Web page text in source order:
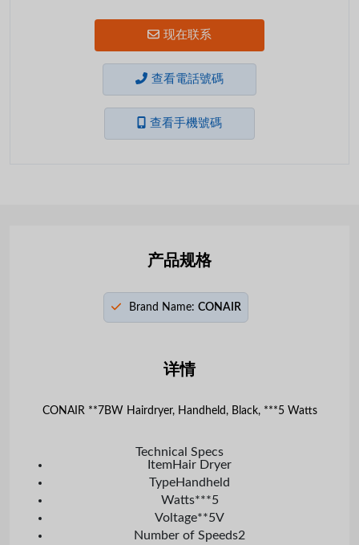
现在联系
查看電話號碼
查看手機號碼
产品规格
Brand Name: CONAIR
详情
CONAIR **7BW Hairdryer, Handheld, Black, ***5 Watts
Technical Specs
Item Hair Dryer
TypeHandheld
Watts***5
Voltage**5V
Number of Speeds2